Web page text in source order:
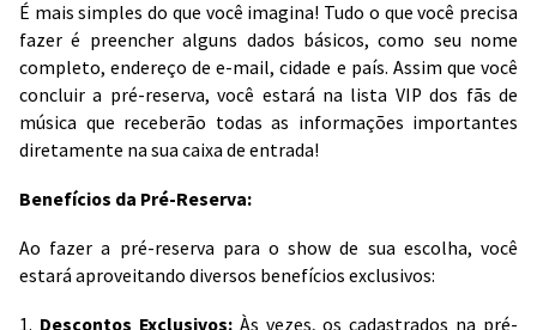
É mais simples do que você imagina! Tudo o que você precisa
fazer é preencher alguns dados básicos, como seu nome
completo, endereço de e-mail, cidade e país. Assim que você
concluir a pré-reserva, você estará na lista VIP dos fãs de
música que receberão todas as informações importantes
diretamente na sua caixa de entrada!
Benefícios da Pré-Reserva:
Ao fazer a pré-reserva para o show de sua escolha, você
estará aproveitando diversos benefícios exclusivos:
1. Descontos Exclusivos:Às vezes, os cadastrados na pré-